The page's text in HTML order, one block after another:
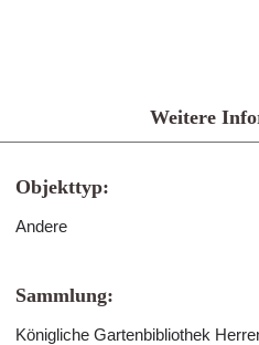
Weitere
Objekttyp:
Andere
Sammlung:
Königliche Gartenbibliothek